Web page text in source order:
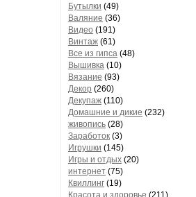
Бутылки (49)
Валяние (36)
Видео (191)
Винтаж (61)
Все из гипса (48)
Вышивка (10)
Вязание (93)
Декор (260)
Декупаж (110)
Домашние и дикие (232)
живопись (28)
Заработок (3)
Игрушки (145)
Игры и отдых (20)
интернет (75)
Квиллинг (19)
Красота и здоровье (211)